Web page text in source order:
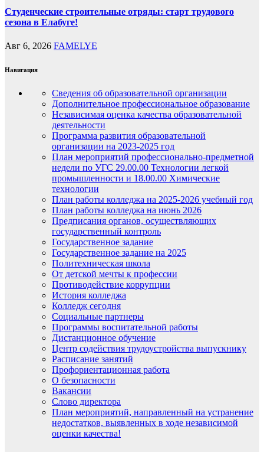
Студенческие строительные отряды: старт трудового
сезона в Елабуге!
Авг 6, 2026 FAMELYE
Навигация
Сведения об образовательной организации
Дополнительное профессиональное образование
Независимая оценка качества образовательной
деятельности
Программа развития образовательной
организации на 2023-2025 год
План мероприятий профессионально-предметной
недели по УГС 29.00.00 Технологии легкой
промышленности и 18.00.00 Химические
технологии
План работы колледжа на 2025-2026 учебный год
План работы колледжа на июнь 2026
Предписания органов, осуществляющих
государственный контроль
Государственное задание
Государственное задание на 2025
Политехническая школа
От детской мечты к профессии
Противодействие коррупции
История колледжа
Колледж сегодня
Социальные партнеры
Программы воспитательной работы
Дистанционное обучение
Центр содействия трудоустройства выпускнику
Расписание занятий
Профориентационная работа
О безопасности
Вакансии
Слово директора
План мероприятий, направленный на устранение
недостатков, выявленных в ходе независимой
оценки качества!